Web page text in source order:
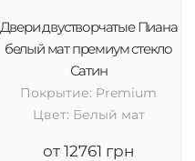
Двери двустворчатые Пиана
белый мат премиум стекло
Сатин
Покрытие: Premium
Цвет: Белый мат
от 12761 грн